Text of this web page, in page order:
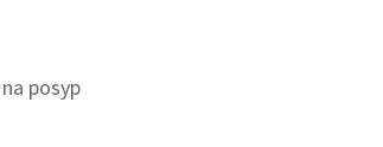
posyp